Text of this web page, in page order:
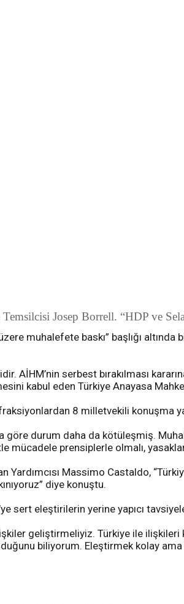
Josep Borrell. “HDP ve
muhalefete baskı” başlığı
AİHM’nin serbest bırakılması
kabul eden Türkiye Anayasa
8 milletvekili konuşma
durum daha da kötüleşmiş.
prensiplerle olmalı,
Massimo Castaldo,
diye konuştu.
sert eleştirilerin yerine yapıcı
geliştirmeliyiz. Türkiye ile ilişkileri
biliyorum. Eleştirmek kolay